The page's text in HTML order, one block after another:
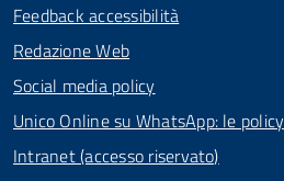
Feedback accessibilità
Redazione Web
Social media policy
Unico Online su WhatsApp: le policy
Intranet (accesso riservato)